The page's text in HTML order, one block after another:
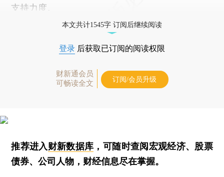
支持力度。
本文共计1545字 订阅后继续阅读
登录 后获取已订阅的阅读权限
财新通会员
可畅读全文
订阅/会员升级
推荐进入财新数据库 ，可随时查阅宏观经济、股票
债券、公司人物，财经信息尽在掌握。